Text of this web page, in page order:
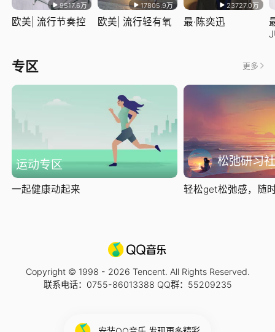
9517.6万
欧美| 流行节奏控
17805.9万
欧美| 流行轻有氧
23727.0万
最·陈奕迅
专区 更多
运动专区
一起健康动起来
松弛研习社
轻松get松弛感，随
Copyright © 1998 - 2026 Tencent. All Rights Reserved.
联系电话：0755-86013388 QQ群：55209235